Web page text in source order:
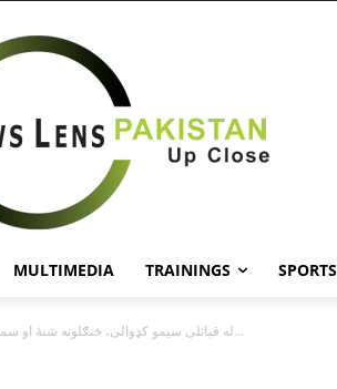
MULTIMEDIA TRAININGS SPORTS
له قبائلى سيمو کډوالى، ځنګلونه شنۀ او سمسور شول: نوې څېړنه کښې...